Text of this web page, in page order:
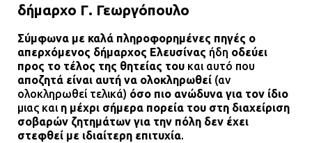
Ένα πουλί «υπεύθυνο» για την
Μάνδρα
09.07.2026 | 11:12
Φωτιά σε επιχείρηση στον
Ασπρόπυργο – Ήχησε το 112
09.07.2026 | 09:19
δήμαρχο Γ. Γεωργόπουλο
Σύμφωνα με καλά πληροφορημένες πηγές ο
απερχόμενος δήμαρχος Ελευσίνας ήδη οδεύει
προς το τέλος της θητείας του και αυτό που
αποζητά είναι αυτή να ολοκληρωθεί (αν
ολοκληρωθεί τελικά) όσο πιο ανώδυνα για τον ίδιο
μιας και η μέχρι σήμερα πορεία του στη διαχείριση
σοβαρών ζητημάτων για την πόλη δεν έχει
στεφθεί με ιδιαίτερη επιτυχία.